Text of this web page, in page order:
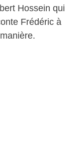
Hossein qui
Frédéric à